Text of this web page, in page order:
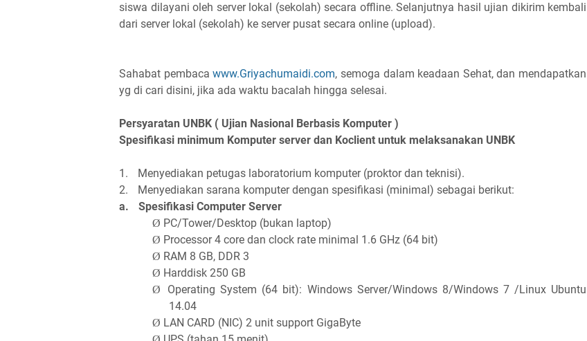
siswa dilayani oleh server lokal (sekolah) secara offline. Selanjutnya hasil ujian dikirim kembali
dari server lokal (sekolah) ke server pusat secara online (upload).
Sahabat pembacawww.Griyachumaidi.com, semoga dalam keadaan Sehat, dan mendapatkan
yg di cari disini, jika ada waktu bacalah hingga selesai.
Persyaratan UNBK ( Ujian Nasional Berbasis Komputer )
Spesifikasi minimum Komputer server dan Koclient untuk melaksanakan UNBK
1.
Menyediakan petugas laboratorium komputer (proktor dan teknisi).
2.
Menyediakan sarana komputer dengan spesifikasi (minimal) sebagai berikut:
a.
Spesifikasi Computer Server
Ø PC/Tower/Desktop (bukan laptop)
Ø Processor 4 core dan clock rate minimal 1.6 GHz (64 bit)
Ø RAM 8 GB, DDR 3
Ø Harddisk 250 GB
Ø
Operating System (64 bit): Windows Server/Windows 8/Windows 7 /Linux Ubuntu
14.04
Ø LAN CARD (NIC) 2 unit support GigaByte